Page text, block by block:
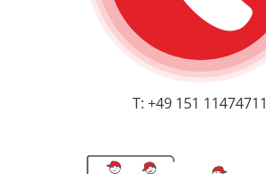
T: +49 151 11474711